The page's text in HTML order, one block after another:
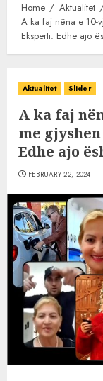
Home
Aktualitet
A ka faj nëna e 10-
Eksperti: Edhe ajo
Aktualitet Slider
A ka faj
me
Edhe ajo
FEBRUARY 22, 2024